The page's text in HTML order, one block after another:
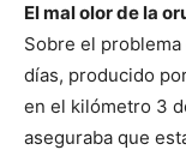
El mal olor de la
Sobre el
días, producido
en el kilómetro 3
aseguraba que